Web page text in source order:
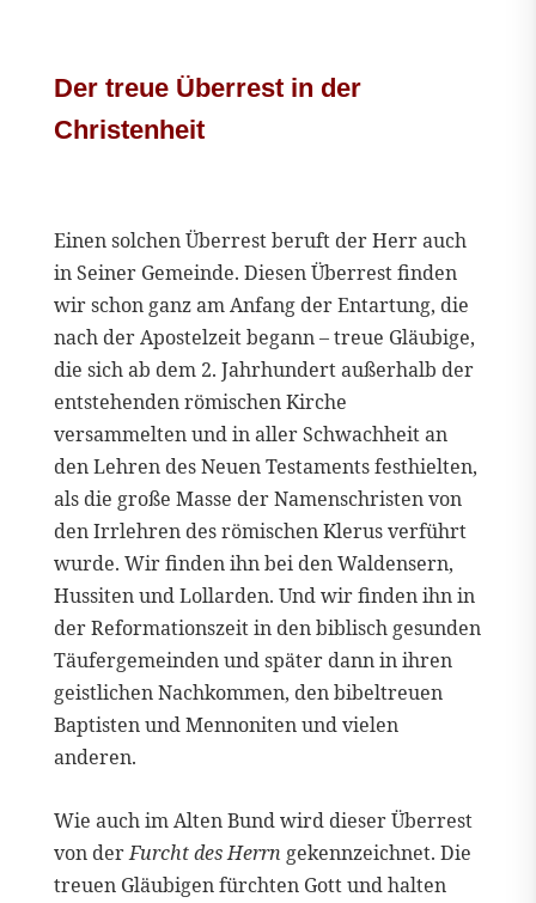
Der treue Überrest in der
Christenheit
Einen solchen Überrest beruft der Herr auch
in Seiner Gemeinde. Diesen Überrest finden
wir schon ganz am Anfang der Entartung, die
nach der Apostelzeit begann – treue Gläubige,
die sich ab dem 2. Jahrhundert außerhalb der
entstehenden römischen Kirche
versammelten und in aller Schwachheit an
den Lehren des Neuen Testaments festhielten,
als die große Masse der Namenschristen von
den Irrlehren des römischen Klerus verführt
wurde. Wir finden ihn bei den Waldensern,
Hussiten und Lollarden. Und wir finden ihn in
der Reformationszeit in den biblisch gesunden
Täufergemeinden und später dann in ihren
geistlichen Nachkommen, den bibeltreuen
Baptisten und Mennoniten und vielen
anderen.
Wie auch im Alten Bund wird dieser Überrest
von derFurcht des Herrn gekennzeichnet. Die
treuen Gläubigen fürchten Gott und halten